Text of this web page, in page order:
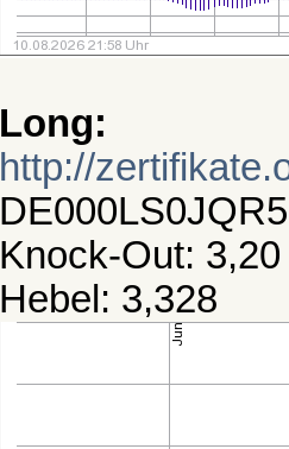
Long:
http://
DE000LS0JQR5
Knock-Out:
Hebel: 3,328